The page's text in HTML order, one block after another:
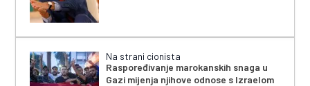
Na strani cionista
Raspoređivanje marokanskih snaga u
Gazi mijenja njihove odnose s Izraelom